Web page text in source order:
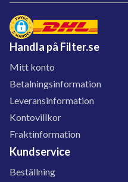
Handla på Filter.se
Mitt konto
Betalningsinformation
Leveransinformation
Kontovillkor
Fraktinformation
Kundservice
Beställning